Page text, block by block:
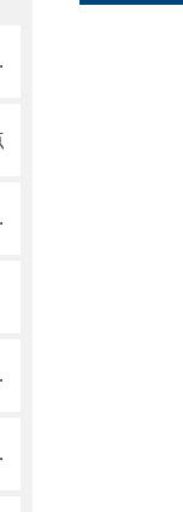
记物
分析
了！
使用